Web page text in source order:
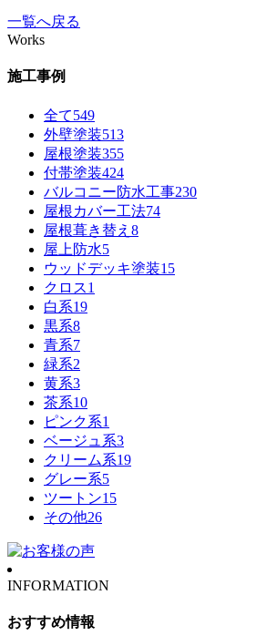
一覧へ戻る
Works
施工事例
全て549
外壁塗装513
屋根塗装355
付帯塗装424
バルコニー防水工事230
屋根カバー工法74
屋根葺き替え 8
屋上防水5
ウッドデッキ塗装15
クロス1
白系19
黒系8
青系7
緑系2
黄系3
茶系10
ピンク系1
ベージュ系3
クリーム系19
グレー系5
ツートン15
その他26
INFORMATION
おすすめ情報